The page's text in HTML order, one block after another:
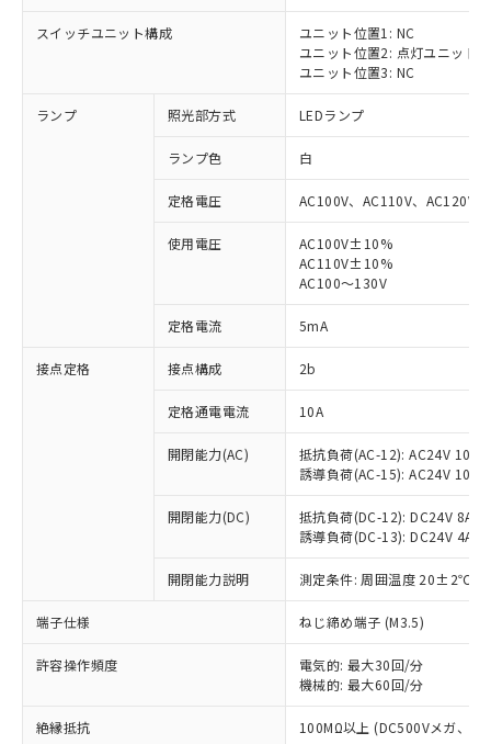
スイッチユニット構成
ユニット位置1: NC
ユニット位置2: 点灯ユニット
ユニット位置3: NC
ランプ 照光部方式 LEDランプ
ランプ色 白
定格電圧 AC100V、AC110V、AC120V
使用電圧
AC100V±10%
AC110V±10%
AC100～130V
定格電流 5mA
接点定格 接点構成 2b
定格通電電流 10A
開閉能力(AC)
抵抗負荷(AC-12): AC24V 10A/
誘導負荷(AC-15): AC24V
開閉能力(DC)
抵抗負荷(DC-12): DC24V 8A/
誘導負荷(DC-13): DC24V 4A/
開閉能力説明 測定条件: 周囲温度 20±2℃、
端子仕様 ねじ締め端子 (M3.5)
許容操作頻度
電気的: 最大30回/分
機械的: 最大60回/分
絶縁抵抗 100MΩ以上 (DC500Vメガ、点
ご利用条件
以下の条件をお読みいただき、同意のうえ
ご利用ください。
商品の当社在庫状況および標準価格
(税抜)を提供させていただくもので
当社制御機器事業取扱商品の中には、
本サービスの対象外となる商品もある
ことをご了承ください。
在庫状況および標準価格照会結果は、
記載している更新日時点での社内デー
タに基づき作成されるものであり、閲
覧された時点での実際の在庫および標
※1 対応状況
対応済み：EU RoHS指令（10物質）の
非含有に対応した製品が提供可能な商品で
対応予定：EU RoHS指令（10物質）の非含
有に対応した製品に切り替える予定のある
対応予定なし：EU RoHS指令（10物質）の
非含有に非対応の商品で、対応品を出す予
調査・確認中：EU RoHS指令（10物質）の
非含有の対応状況を調査中または確認中の
非該当品：ライセンス料など無形物で、有
害物質有無と関係のない商品です。
仕入先様の事情により、非含有部品として
いたものが、含有品と判明した場合などや
むを得ず変更することがあります。
ミウム(Cd) 100ppm以下、
※1 中国RoHS○×表
「○」：最大均質材料含有率が中国RoHSの
基準値以下であることを示します。
「×」：最大均質材料含有率が中国RoHSの
基準値を超えていることを示します。
「－」：未確認です。当社販売部門へお問
い合わせください。
*中国RoHS10物質の基準値 (GB/T26572)：
Pb(鉛) :1000ppm、 Hg(水銀) : 1000ppm、 Cd(カドミウ
当社は、これら貴社製品のうち、外国
為替および外国貿易法に定める商品
（以下｢規制貨物等」という）を輸出
または国外への提供する場合は、日本
国政府の輸出許可(または役務取引許